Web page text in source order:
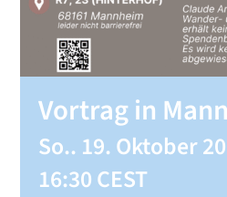
Vortrag in
So.. 19. Oktober
16:30CEST